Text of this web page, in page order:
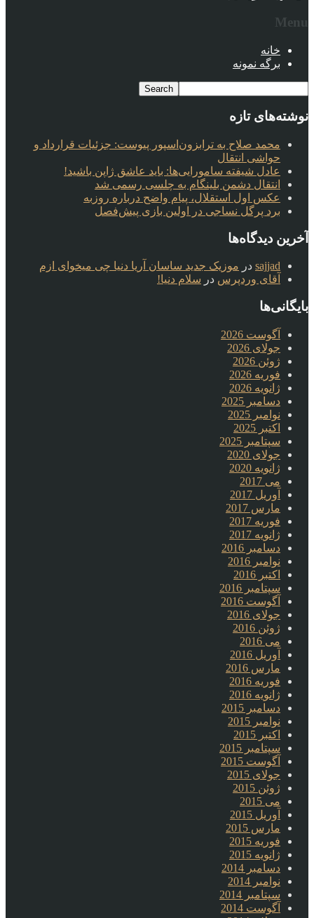
Menu
خانه
برگه نمونه
نوشته‌های تازه
محمد صلاح به ترابزون‌اسپور پیوست: جزئیات قرارداد و
حواشی انتقال
عادل شیفته سامورایی‌ها: باید عاشق ژاپن باشید!
انتقال دشمن بلینگام به چلسی رسمی شد
عکس اول استقلال، پیام واضح درباره روزبه
برد پرگل نساجی در اولین بازی پیش‌فصل
آخرین دیدگاه‌ها
sajjad در موزیک جدید ساسان آریا دنیا چی میخوای ازم
آقای وردپرس در سلام دنیا!
بایگانی‌ها
آگوست 2026
جولای 2026
ژوئن 2026
فوریه 2026
ژانویه 2026
دسامبر 2025
نوامبر 2025
اکتبر 2025
سپتامبر 2025
جولای 2020
ژانویه 2020
می 2017
آوریل 2017
مارس 2017
فوریه 2017
ژانویه 2017
دسامبر 2016
نوامبر 2016
اکتبر 2016
سپتامبر 2016
آگوست 2016
جولای 2016
ژوئن 2016
می 2016
آوریل 2016
مارس 2016
فوریه 2016
ژانویه 2016
دسامبر 2015
نوامبر 2015
اکتبر 2015
سپتامبر 2015
آگوست 2015
جولای 2015
ژوئن 2015
می 2015
آوریل 2015
مارس 2015
فوریه 2015
ژانویه 2015
دسامبر 2014
نوامبر 2014
سپتامبر 2014
آگوست 2014